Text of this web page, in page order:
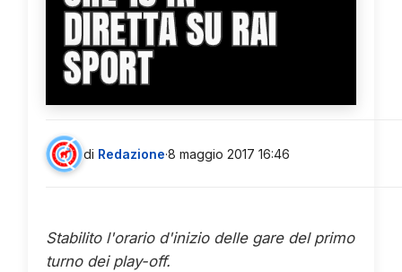
DIRETTA SU RAI
SPORT
di Redazione·8 maggio 2017 16:46
Stabilito l'orario d'inizio delle gare del primo
turno dei play-off.